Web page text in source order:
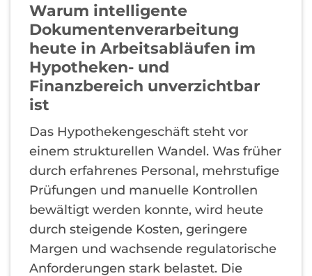
Warum intelligente
Dokumentenverarbeitung
heute in Arbeitsabläufen im
Hypotheken- und
Finanzbereich unverzichtbar
ist
Das Hypothekengeschäft steht vor
einem strukturellen Wandel. Was früher
durch erfahrenes Personal, mehrstufige
Prüfungen und manuelle Kontrollen
bewältigt werden konnte, wird heute
durch steigende Kosten, geringere
Margen und wachsende regulatorische
Anforderungen stark belastet. Die